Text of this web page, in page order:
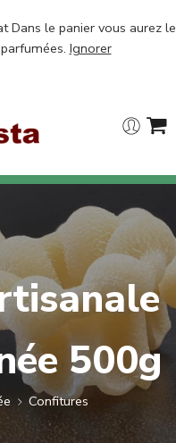
Dans le panier vous aurez le
Ignorer
500g
Confitures